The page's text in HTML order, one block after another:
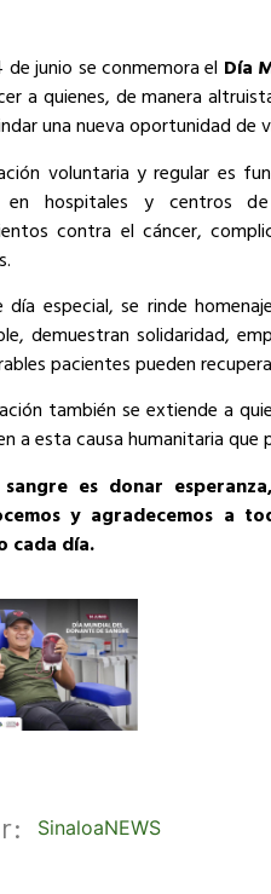
de junio se conmemora el Día
a quienes, de manera
una nueva oportunidad de
voluntaria y regular es
en hospitales y centros de
contra el cáncer,
día especial, se rinde
demuestran solidaridad,
pacientes pueden
también se extiende a
a esta causa humanitaria
sangre es donar
y agradecemos a
cada día.
SinaloaNEWS